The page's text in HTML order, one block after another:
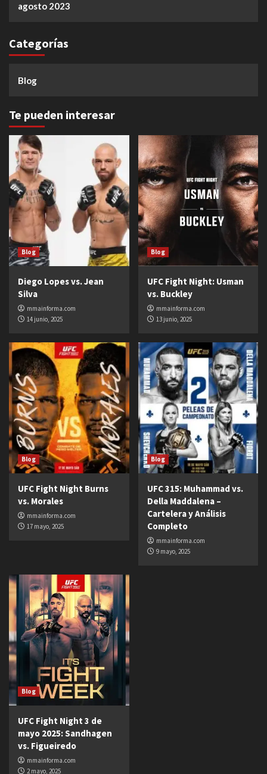
agosto 2023
Categorías
Blog
Te pueden interesar
Blog
Diego Lopes vs. Jean
Silva
mmainforma.com
14 junio, 2025
Blog
UFC Fight Night: Usman
vs. Buckley
mmainforma.com
13 junio, 2025
Blog
UFC Fight Night Burns
vs. Morales
mmainforma.com
17 mayo, 2025
Blog
UFC 315: Muhammad vs.
Della Maddalena –
Cartelera y Análisis
Completo
mmainforma.com
9 mayo, 2025
Blog
UFC Fight Night 3 de
mayo 2025: Sandhagen
vs. Figueiredo
mmainforma.com
2 mayo, 2025